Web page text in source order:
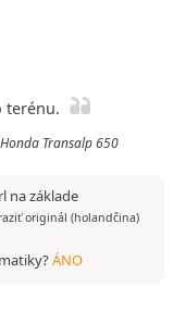
terénu.
Transalp 650
na základe
originál (holandčina)
ÁNO